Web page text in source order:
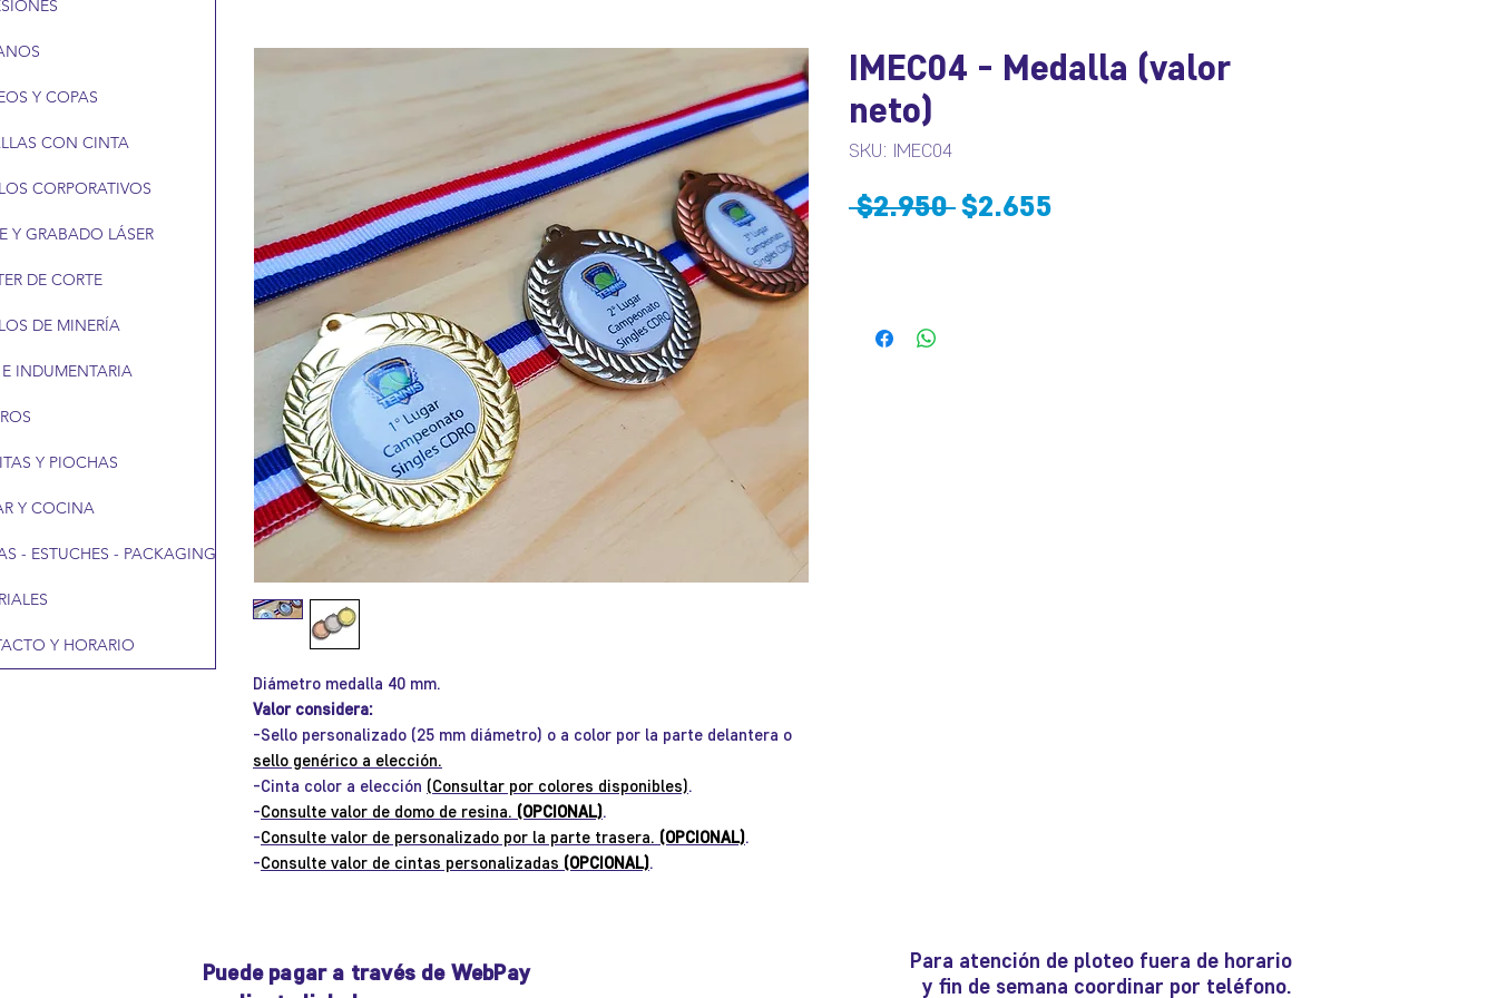
Diámetro medalla 40 mm.
Valor considera:
-Sello personalizado (25 mm diámetro) o a color por la parte delantera o
sello genérico a elección.
-Cinta color a elección (Consultar por colores disponibles).
-Consulte valor de domo de resina. (OPCIONAL).
-Consulte valor de personalizado por la parte trasera. (OPCIONAL).
-Consulte valor de cintas personalizadas (OPCIONAL).
IMEC04 - Medalla (valor
neto)
SKU: IMEC04
$2.950 Precio
$2.655
Y COPAS
CON CINTA
CORPORATIVOS
Y GRABADO LÁSER
DE CORTE
DE MINERÍA
INDUMENTARIA
Y PIOCHAS
Y COCINA
- ESTUCHES - PACKAGING
Y HORARIO
Puede pagar a través de WebPay
Para atención de ploteo fuera de horario
y fin de semana coordinar por teléfono.